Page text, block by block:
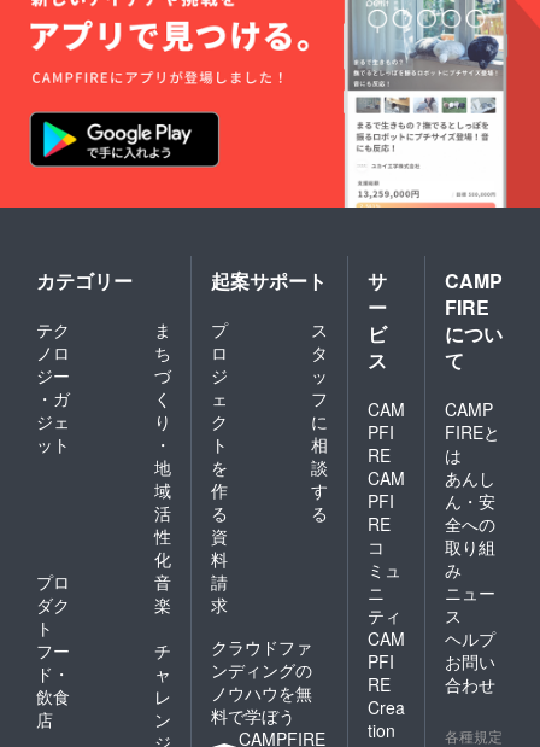
カテゴリー
テク
ノロ
ジー
・ガ
ジェ
ット
ま
ち
づ
く
り
・
地
域
活
性
化
プロ
ダク
ト
音
楽
フー
ド・
飲食
店
チ
ャ
レ
ン
ジ
起案サポート
プ
ロ
ジ
ェ
ク
ト
を
作
る
ス
タ
ッ
フ
に
相
談
す
る
資
料
請
求
クラウドファ
ンディングの
ノウハウを無
料で学ぼう
CAMPFIRE
サ
ー
ビ
ス
CAM
PFI
RE
CAM
PFI
RE
コ
ミュ
ニ
ティ
CAM
PFI
RE
Crea
tion
CAMP
FIRE
につい
て
CAMP
FIREと
は
あんし
ん・安
全への
取り組
み
ニュー
ス
ヘルプ
お問い
合わせ
各種規定